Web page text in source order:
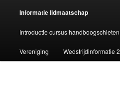
Informatie lidmaatschap
Introductie cursus handboogschieten
Vereniging Wedstrijdinformatie